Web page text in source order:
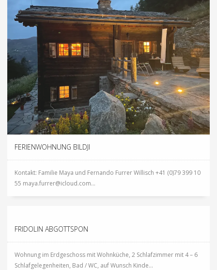
FRIDOLIN ABGOTTSPON
Wohnung im Erdgeschoss mit Wohnküche, 2 Schlafzimmer mit 4 – 6
Schlafgelegenheiten, Bad / WC, auf Wunsch Kinde...
FERIENWOHNUNG BILDJI
Kontakt: Familie Maya und Fernando Furrer Willisch +41 (0)79 399 10
55 maya.furrer@icloud.com...